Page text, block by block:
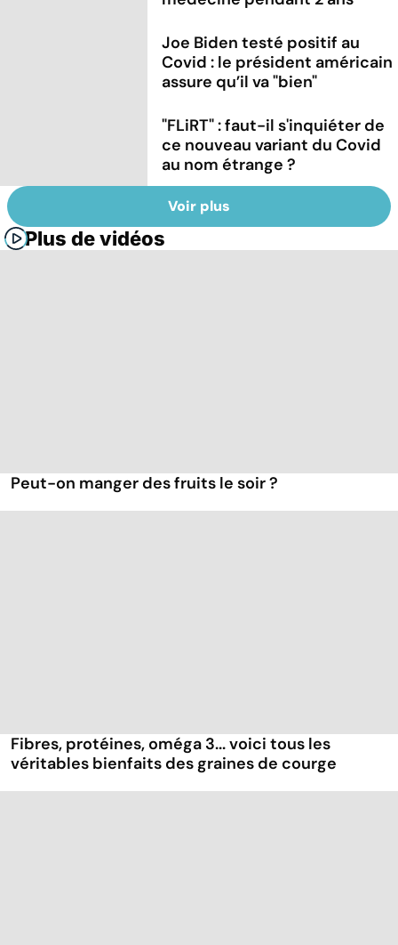
Joe Biden testé positif au
Covid : le président américain
assure qu’il va "bien"
"FLiRT" : faut-il s'inquiéter de
ce nouveau variant du Covid
au nom étrange ?
Voir plus
Plus de vidéos
Peut-on manger des fruits le soir ?
Fibres, protéines, oméga 3... voici tous les
véritables bienfaits des graines de courge